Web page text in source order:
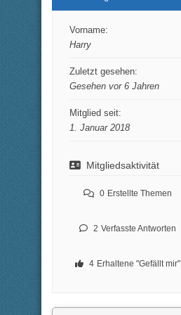
Vorname:
Harry
Zuletzt gesehen:
Gesehen vor 6 Jahren
Mitglied seit:
1. Januar 2018
Mitgliedsaktivität
0 Erstellte Themen
2 Verfasste Antworten
4 Erhaltene "Gefällt mir"